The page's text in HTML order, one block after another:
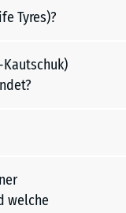
Tyres)?
Kautschuk)
welche